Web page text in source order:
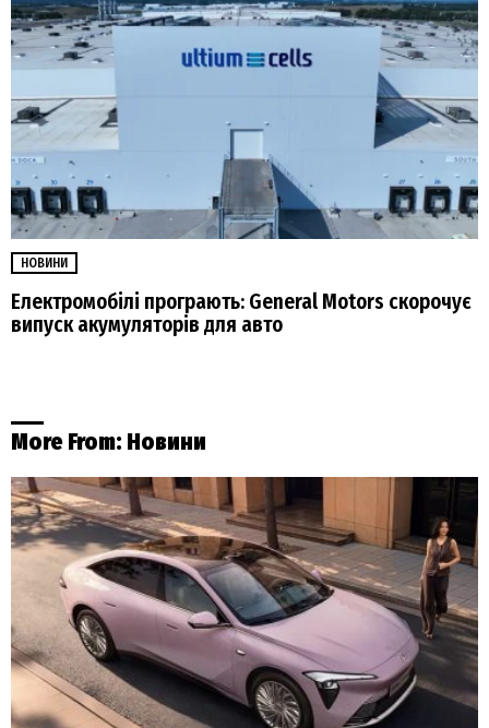
НОВИНИ
Електромобілі програють: General Motors скорочує
випуск акумуляторів для авто
More From: Новини